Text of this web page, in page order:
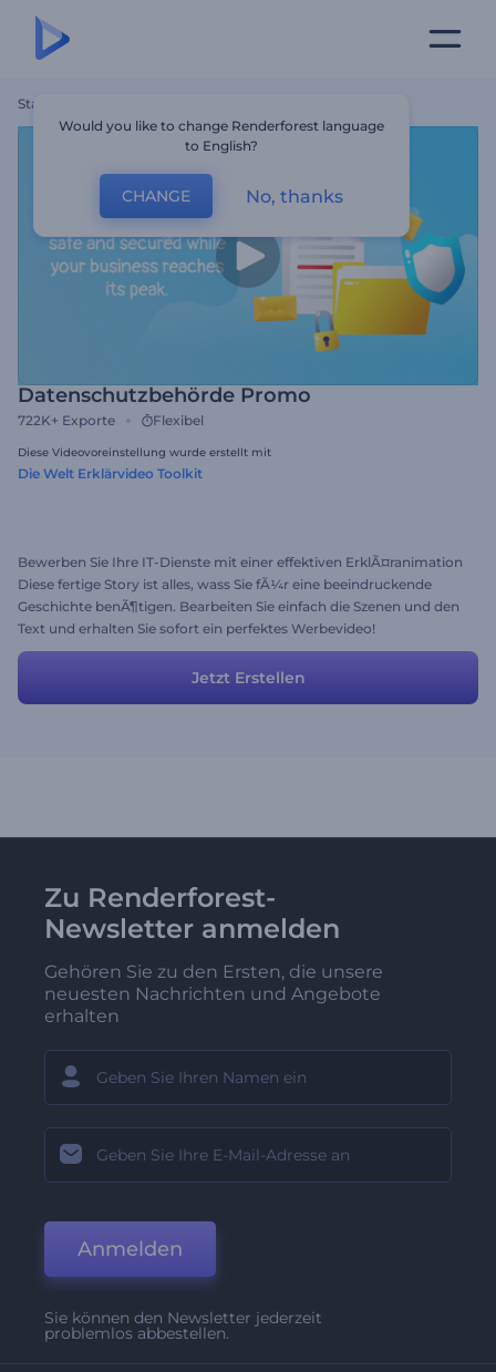
Startseite
Datenschutzbehörde Promo
722K+ Exporte Flexibel
Diese Videovoreinstellung wurde erstellt mit
Die Welt Erklärvideo Toolkit
Bewerben Sie Ihre IT-Dienste mit einer effektiven ErklÃ¤ranimation
Diese fertige Story ist alles, wass Sie fÃ¼r eine beeindruckende
Geschichte benÃ¶tigen. Bearbeiten Sie einfach die Szenen und den
Text und erhalten Sie sofort ein perfektes Werbevideo!
Jetzt Erstellen
Zu Renderforest-
Newsletter anmelden
Gehören Sie zu den Ersten, die unsere
neuesten Nachrichten und Angebote
erhalten
Anmelden
Sie können den Newsletter jederzeit
problemlos abbestellen.
Would you like to change Renderforest language
to English?
CHANGE No, thanks